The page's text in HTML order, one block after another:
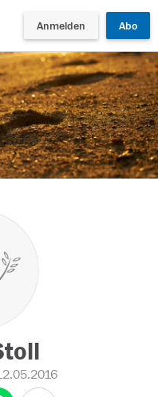
Anmelden Abo